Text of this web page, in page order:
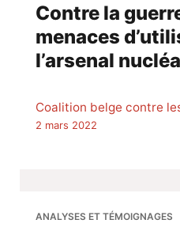
Contre la
menaces
l’arsenal
Coalition belge contre
2 mars 2022
ANALYSES ET TÉMOIGNAGES